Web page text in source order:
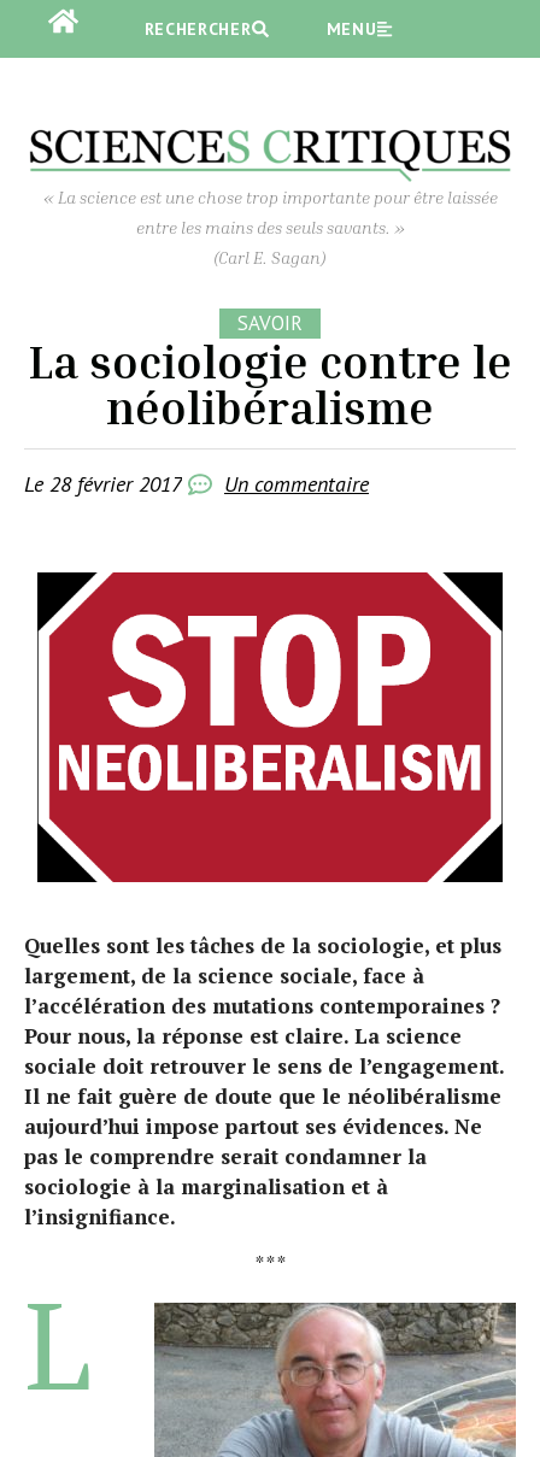
RECHERCHER
RECHERCHER MENU
« La science est une chose trop importante pour être laissée
entre les mains des seuls savants. »
(Carl E. Sagan)
SAVOIR
La sociologie contre le
néolibéralisme
Le 28 février 2017 Un commentaire
Quelles sont les tâches de la sociologie, et plus
largement, de la science sociale, face à
l’accélération des mutations contemporaines ?
Pour nous, la réponse est claire. La science
sociale doit retrouver le sens de l’engagement.
Il ne fait guère de doute que le néolibéralisme
aujourd’hui impose partout ses évidences. Ne
pas le comprendre serait condamner la
sociologie à la marginalisation et à
l’insignifiance.
* * *
L